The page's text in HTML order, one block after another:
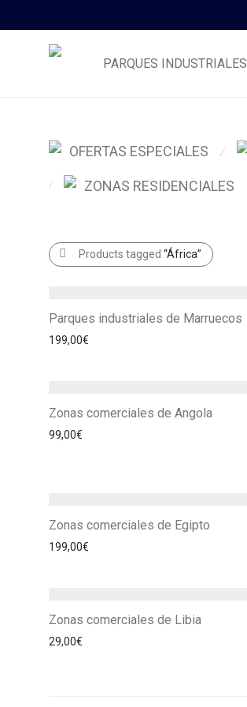
PARQUES INDUSTRIALES
OFERTAS ESPECIALES ⁄
⁄ ZONAS RESIDENCIALES
Products tagged “África”
Parques industriales de Marruecos
199,00€
Zonas comerciales de Angola
99,00€
Zonas comerciales de Egipto
199,00€
Zonas comerciales de Libia
29,00€